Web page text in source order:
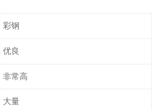
彩钢
优良
非常高
大量